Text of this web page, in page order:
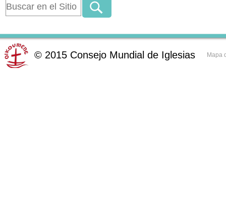
© 2015 Consejo Mundial de Iglesias Mapa